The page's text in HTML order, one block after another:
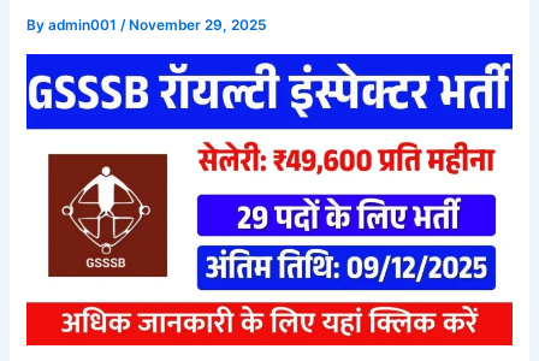
Byadmin001/ November 29, 2025